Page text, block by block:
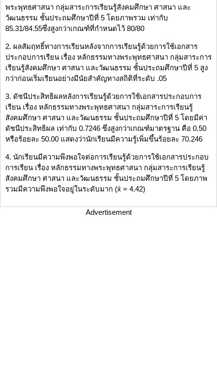
พระพุทธศาสนา กลุ่มสาระการเรียนรู้สังคมศึกษา ศาสนา และ
วัฒนธรรม ชั้นประถมศึกษาปีที่ 5 โดยภาพรวม เท่ากับ
85.31/84.55ซึ่งสูงกว่าเกณฑ์ที่กำหนดไว้ 80/80
2. ผลสัมฤทธิ์ทางการเรียนหลังจากการเรียนรู้ด้วยการใช้เอกสาร
ประกอบการเรียน เรื่อง หลักธรรมทางพระพุทธศาสนา กลุ่มสาระการ
เรียนรู้สังคมศึกษา ศาสนา และวัฒนธรรม ชั้นประถมศึกษาปีที่ 5 สูง
กว่าก่อนเริ่มเรียนอย่างมีนัยสำคัญทางสถิติที่ระดับ .05
3. ดัชนีประสิทธิผลหลังการเรียนรู้ด้วยการใช้เอกสารประกอบการ
เรียน เรื่อง หลักธรรมทางพระพุทธศาสนา กลุ่มสาระการเรียนรู้
สังคมศึกษา ศาสนา และวัฒนธรรม ชั้นประถมศึกษาปีที่ 5 โดยมีค่า
ดัชนีประสิทธิผล เท่ากับ 0.7246 ซึ่งสูงกว่าเกณฑ์มาตรฐาน คือ 0.50
หรือร้อยละ 50.00 แสดงว่านักเรียนมีความรู้เพิ่มขึ้นร้อยละ 70.246
4. นักเรียนมีความพึงพอใจต่อการเรียนรู้ด้วยการใช้เอกสารประกอบ
การเรียน เรื่อง หลักธรรมทางพระพุทธศาสนา กลุ่มสาระการเรียนรู้
สังคมศึกษา ศาสนา และวัฒนธรรม ชั้นประถมศึกษาปีที่ 5 โดยภาพ
รวมมีความพึงพอใจอยู่ในระดับมาก (x̄ = 4.42)
Advertisement